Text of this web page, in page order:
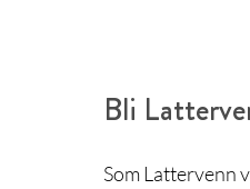
Bli
Som Lattervenn